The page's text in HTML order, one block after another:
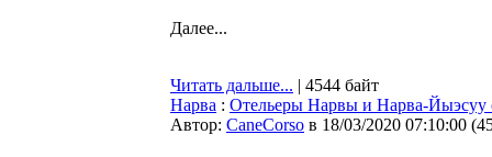
Далее...
Читать дальше... | 4544 байт
Нарва : Отельеры Нарвы и Нарва-Йыэсуу
Автор: CaneCorso в 18/03/2020 07:10:00 (